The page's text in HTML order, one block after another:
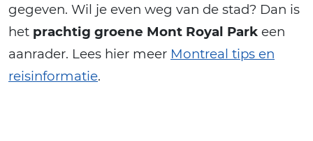
gegeven. Wil je even weg van de stad? Dan is
het prachtig groene Mont Royal Park een
aanrader. Lees hier meer Montreal tips en
reisinformatie.